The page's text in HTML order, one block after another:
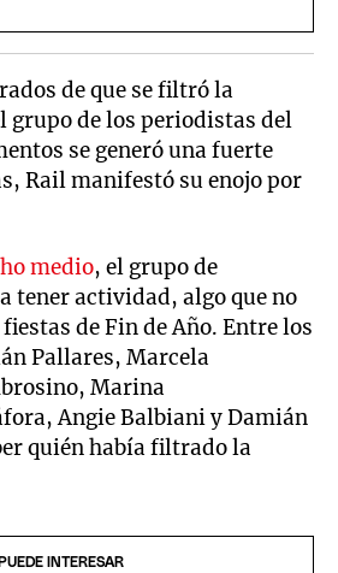
de que se filtró la
grupo de los periodistas del
se generó una fuerte
Rail manifestó su enojo por
medio, el grupo de
tener actividad, algo que no
de Fin de Año. Entre los
Pallares, Marcela
Marina
Angie Balbiani y Damián
quién había filtrado la
INTERESAR